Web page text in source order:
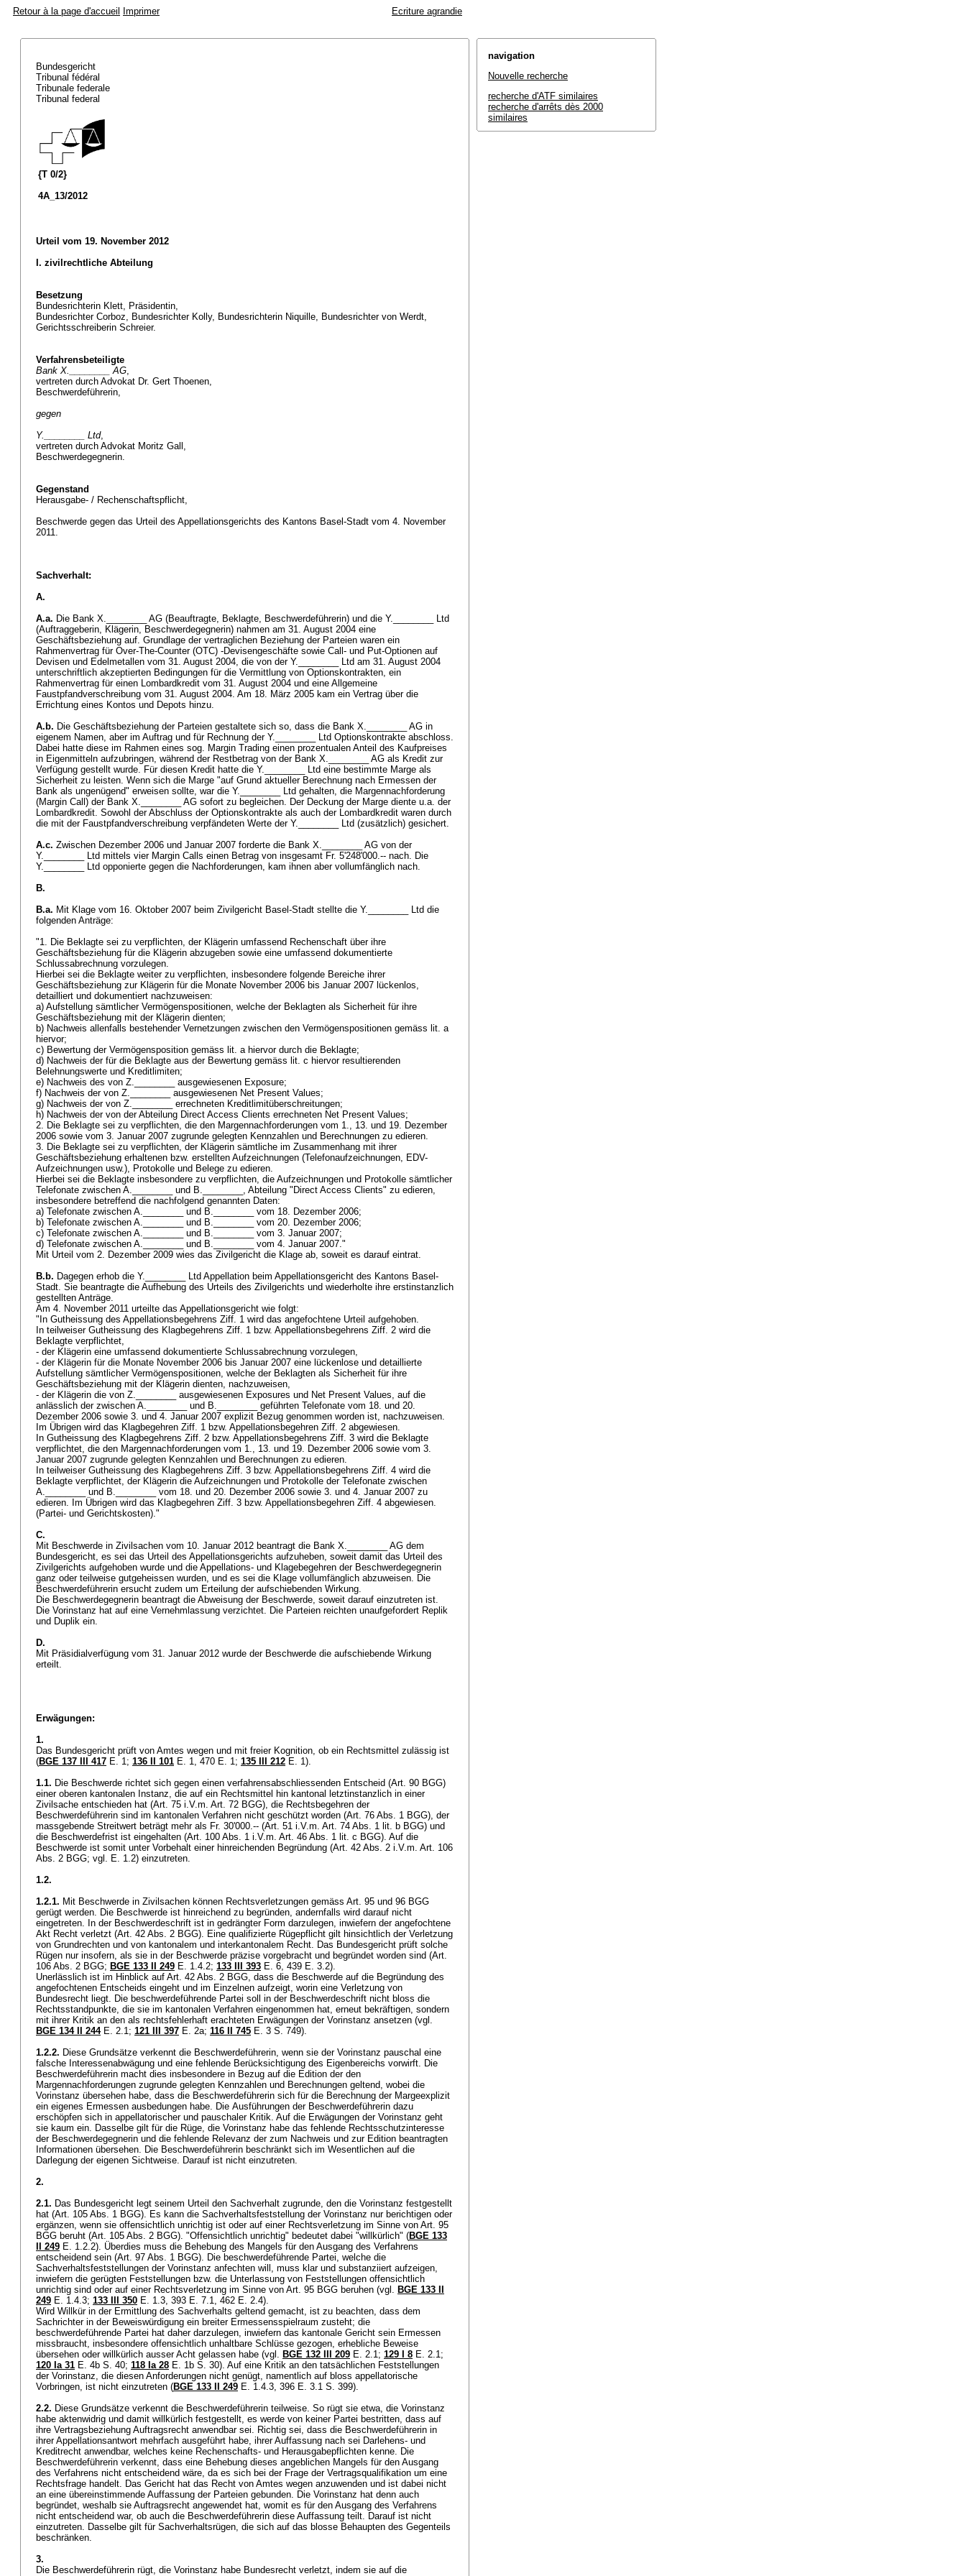
Retour à la page d'accueil Imprimer Ecriture agrandie
Bundesgericht
Tribunal fédéral
Tribunale federale
Tribunal federal
{T 0/2}
4A_13/2012
Urteil vom 19. November 2012
I. zivilrechtliche Abteilung
Besetzung
Bundesrichterin Klett, Präsidentin,
Bundesrichter Corboz, Bundesrichter Kolly, Bundesrichterin Niquille, Bundesrichter von Werdt,
Gerichtsschreiberin Schreier.
Verfahrensbeteiligte
Bank X.________ AG,
vertreten durch Advokat Dr. Gert Thoenen,
Beschwerdeführerin,
gegen
Y.________ Ltd,
vertreten durch Advokat Moritz Gall,
Beschwerdegegnerin.
Gegenstand
Herausgabe- / Rechenschaftspflicht,
Beschwerde gegen das Urteil des Appellationsgerichts des Kantons Basel-Stadt vom 4. November
2011.
Sachverhalt:
A.
A.a. Die Bank X.________ AG (Beauftragte, Beklagte, Beschwerdeführerin) und die Y.________ Ltd
(Auftraggeberin, Klägerin, Beschwerdegegnerin) nahmen am 31. August 2004 eine
Geschäftsbeziehung auf. Grundlage der vertraglichen Beziehung der Parteien waren ein
Rahmenvertrag für Over-The-Counter (OTC) -Devisengeschäfte sowie Call- und Put-Optionen auf
Devisen und Edelmetallen vom 31. August 2004, die von der Y.________ Ltd am 31. August 2004
unterschriftlich akzeptierten Bedingungen für die Vermittlung von Optionskontrakten, ein
Rahmenvertrag für einen Lombardkredit vom 31. August 2004 und eine Allgemeine
Faustpfandverschreibung vom 31. August 2004. Am 18. März 2005 kam ein Vertrag über die
Errichtung eines Kontos und Depots hinzu.
A.b. Die Geschäftsbeziehung der Parteien gestaltete sich so, dass die Bank X.________ AG in
eigenem Namen, aber im Auftrag und für Rechnung der Y.________ Ltd Optionskontrakte abschloss.
Dabei hatte diese im Rahmen eines sog. Margin Trading einen prozentualen Anteil des Kaufpreises
in Eigenmitteln aufzubringen, während der Restbetrag von der Bank X.________ AG als Kredit zur
Verfügung gestellt wurde. Für diesen Kredit hatte die Y.________ Ltd eine bestimmte Marge als
Sicherheit zu leisten. Wenn sich die Marge "auf Grund aktueller Berechnung nach Ermessen der
Bank als ungenügend" erweisen sollte, war die Y.________ Ltd gehalten, die Margennachforderung
(Margin Call) der Bank X.________ AG sofort zu begleichen. Der Deckung der Marge diente u.a. der
Lombardkredit. Sowohl der Abschluss der Optionskontrakte als auch der Lombardkredit waren durch
die mit der Faustpfandverschreibung verpfändeten Werte der Y.________ Ltd (zusätzlich) gesichert.
A.c. Zwischen Dezember 2006 und Januar 2007 forderte die Bank X.________ AG von der
Y.________ Ltd mittels vier Margin Calls einen Betrag von insgesamt Fr. 5'248'000.-- nach. Die
Y.________ Ltd opponierte gegen die Nachforderungen, kam ihnen aber vollumfänglich nach.
B.
B.a. Mit Klage vom 16. Oktober 2007 beim Zivilgericht Basel-Stadt stellte die Y.________ Ltd die
folgenden Anträge:
"1. Die Beklagte sei zu verpflichten, der Klägerin umfassend Rechenschaft über ihre
Geschäftsbeziehung für die Klägerin abzugeben sowie eine umfassend dokumentierte
Schlussabrechnung vorzulegen.
Hierbei sei die Beklagte weiter zu verpflichten, insbesondere folgende Bereiche ihrer
Geschäftsbeziehung zur Klägerin für die Monate November 2006 bis Januar 2007 lückenlos,
detailliert und dokumentiert nachzuweisen:
a) Aufstellung sämtlicher Vermögenspositionen, welche der Beklagten als Sicherheit für ihre
Geschäftsbeziehung mit der Klägerin dienten;
b) Nachweis allenfalls bestehender Vernetzungen zwischen den Vermögenspositionen gemäss lit. a
hiervor;
c) Bewertung der Vermögensposition gemäss lit. a hiervor durch die Beklagte;
d) Nachweis der für die Beklagte aus der Bewertung gemäss lit. c hiervor resultierenden
Belehnungswerte und Kreditlimiten;
e) Nachweis des von Z.________ ausgewiesenen Exposure;
f) Nachweis der von Z.________ ausgewiesenen Net Present Values;
g) Nachweis der von Z.________ errechneten Kreditlimitüberschreitungen;
h) Nachweis der von der Abteilung Direct Access Clients errechneten Net Present Values;
2. Die Beklagte sei zu verpflichten, die den Margennachforderungen vom 1., 13. und 19. Dezember
2006 sowie vom 3. Januar 2007 zugrunde gelegten Kennzahlen und Berechnungen zu edieren.
3. Die Beklagte sei zu verpflichten, der Klägerin sämtliche im Zusammenhang mit ihrer
Geschäftsbeziehung erhaltenen bzw. erstellten Aufzeichnungen (Telefonaufzeichnungen, EDV-
Aufzeichnungen usw.), Protokolle und Belege zu edieren.
Hierbei sei die Beklagte insbesondere zu verpflichten, die Aufzeichnungen und Protokolle sämtlicher
Telefonate zwischen A.________ und B.________, Abteilung "Direct Access Clients" zu edieren,
insbesondere betreffend die nachfolgend genannten Daten:
a) Telefonate zwischen A.________ und B.________ vom 18. Dezember 2006;
b) Telefonate zwischen A.________ und B.________ vom 20. Dezember 2006;
c) Telefonate zwischen A.________ und B.________ vom 3. Januar 2007;
d) Telefonate zwischen A.________ und B.________ vom 4. Januar 2007."
Mit Urteil vom 2. Dezember 2009 wies das Zivilgericht die Klage ab, soweit es darauf eintrat.
B.b. Dagegen erhob die Y.________ Ltd Appellation beim Appellationsgericht des Kantons Basel-
Stadt. Sie beantragte die Aufhebung des Urteils des Zivilgerichts und wiederholte ihre erstinstanzlich
gestellten Anträge.
Am 4. November 2011 urteilte das Appellationsgericht wie folgt:
"In Gutheissung des Appellationsbegehrens Ziff. 1 wird das angefochtene Urteil aufgehoben.
In teilweiser Gutheissung des Klagbegehrens Ziff. 1 bzw. Appellationsbegehrens Ziff. 2 wird die
Beklagte verpflichtet,
- der Klägerin eine umfassend dokumentierte Schlussabrechnung vorzulegen,
- der Klägerin für die Monate November 2006 bis Januar 2007 eine lückenlose und detaillierte
Aufstellung sämtlicher Vermögenspositionen, welche der Beklagten als Sicherheit für ihre
Geschäftsbeziehung mit der Klägerin dienten, nachzuweisen,
- der Klägerin die von Z.________ ausgewiesenen Exposures und Net Present Values, auf die
anlässlich der zwischen A.________ und B.________ geführten Telefonate vom 18. und 20.
Dezember 2006 sowie 3. und 4. Januar 2007 explizit Bezug genommen worden ist, nachzuweisen.
Im Übrigen wird das Klagbegehren Ziff. 1 bzw. Appellationsbegehren Ziff. 2 abgewiesen.
In Gutheissung des Klagbegehrens Ziff. 2 bzw. Appellationsbegehrens Ziff. 3 wird die Beklagte
verpflichtet, die den Margennachforderungen vom 1., 13. und 19. Dezember 2006 sowie vom 3.
Januar 2007 zugrunde gelegten Kennzahlen und Berechnungen zu edieren.
In teilweiser Gutheissung des Klagbegehrens Ziff. 3 bzw. Appellationsbegehrens Ziff. 4 wird die
Beklagte verpflichtet, der Klägerin die Aufzeichnungen und Protokolle der Telefonate zwischen
A.________ und B.________ vom 18. und 20. Dezember 2006 sowie 3. und 4. Januar 2007 zu
edieren. Im Übrigen wird das Klagbegehren Ziff. 3 bzw. Appellationsbegehren Ziff. 4 abgewiesen.
(Partei- und Gerichtskosten)."
C.
Mit Beschwerde in Zivilsachen vom 10. Januar 2012 beantragt die Bank X.________ AG dem
Bundesgericht, es sei das Urteil des Appellationsgerichts aufzuheben, soweit damit das Urteil des
Zivilgerichts aufgehoben wurde und die Appellations- und Klagebegehren der Beschwerdegegnerin
ganz oder teilweise gutgeheissen wurden, und es sei die Klage vollumfänglich abzuweisen. Die
Beschwerdeführerin ersucht zudem um Erteilung der aufschiebenden Wirkung.
Die Beschwerdegegnerin beantragt die Abweisung der Beschwerde, soweit darauf einzutreten ist.
Die Vorinstanz hat auf eine Vernehmlassung verzichtet. Die Parteien reichten unaufgefordert Replik
und Duplik ein.
D.
Mit Präsidialverfügung vom 31. Januar 2012 wurde der Beschwerde die aufschiebende Wirkung
erteilt.
Erwägungen:
1.
Das Bundesgericht prüft von Amtes wegen und mit freier Kognition, ob ein Rechtsmittel zulässig ist
(BGE 137 III 417 E. 1; 136 II 101 E. 1, 470 E. 1; 135 III 212 E. 1).
1.1. Die Beschwerde richtet sich gegen einen verfahrensabschliessenden Entscheid (Art. 90 BGG)
einer oberen kantonalen Instanz, die auf ein Rechtsmittel hin kantonal letztinstanzlich in einer
Zivilsache entschieden hat (Art. 75 i.V.m. Art. 72 BGG), die Rechtsbegehren der
Beschwerdeführerin sind im kantonalen Verfahren nicht geschützt worden (Art. 76 Abs. 1 BGG), der
massgebende Streitwert beträgt mehr als Fr. 30'000.-- (Art. 51 i.V.m. Art. 74 Abs. 1 lit. b BGG) und
die Beschwerdefrist ist eingehalten (Art. 100 Abs. 1 i.V.m. Art. 46 Abs. 1 lit. c BGG). Auf die
Beschwerde ist somit unter Vorbehalt einer hinreichenden Begründung (Art. 42 Abs. 2 i.V.m. Art. 106
Abs. 2 BGG; vgl. E. 1.2) einzutreten.
1.2.
1.2.1. Mit Beschwerde in Zivilsachen können Rechtsverletzungen gemäss Art. 95 und 96 BGG
gerügt werden. Die Beschwerde ist hinreichend zu begründen, andernfalls wird darauf nicht
eingetreten. In der Beschwerdeschrift ist in gedrängter Form darzulegen, inwiefern der angefochtene
Akt Recht verletzt (Art. 42 Abs. 2 BGG). Eine qualifizierte Rügepflicht gilt hinsichtlich der Verletzung
von Grundrechten und von kantonalem und interkantonalem Recht. Das Bundesgericht prüft solche
Rügen nur insofern, als sie in der Beschwerde präzise vorgebracht und begründet worden sind (Art.
106 Abs. 2 BGG; BGE 133 II 249 E. 1.4.2; 133 III 393 E. 6, 439 E. 3.2).
Unerlässlich ist im Hinblick auf Art. 42 Abs. 2 BGG, dass die Beschwerde auf die Begründung des
angefochtenen Entscheids eingeht und im Einzelnen aufzeigt, worin eine Verletzung von
Bundesrecht liegt. Die beschwerdeführende Partei soll in der Beschwerdeschrift nicht bloss die
Rechtsstandpunkte, die sie im kantonalen Verfahren eingenommen hat, erneut bekräftigen, sondern
mit ihrer Kritik an den als rechtsfehlerhaft erachteten Erwägungen der Vorinstanz ansetzen (vgl.
BGE 134 II 244E. 2.1; 121 III 397 E. 2a; 116 II 745 E. 3 S. 749).
1.2.2. Diese Grundsätze verkennt die Beschwerdeführerin, wenn sie der Vorinstanz pauschal eine
falsche Interessenabwägung und eine fehlende Berücksichtigung des Eigenbereichs vorwirft. Die
Beschwerdeführerin macht dies insbesondere in Bezug auf die Edition der den
Margennachforderungen zugrunde gelegten Kennzahlen und Berechnungen geltend, wobei die
Vorinstanz übersehen habe, dass die Beschwerdeführerin sich für die Berechnung der Margeexplizit
ein eigenes Ermessen ausbedungen habe. Die Ausführungen der Beschwerdeführerin dazu
erschöpfen sich in appellatorischer und pauschaler Kritik. Auf die Erwägungen der Vorinstanz geht
sie kaum ein. Dasselbe gilt für die Rüge, die Vorinstanz habe das fehlende Rechtsschutzinteresse
der Beschwerdegegnerin und die fehlende Relevanz der zum Nachweis und zur Edition beantragten
Informationen übersehen. Die Beschwerdeführerin beschränkt sich im Wesentlichen auf die
Darlegung der eigenen Sichtweise. Darauf ist nicht einzutreten.
2.
2.1. Das Bundesgericht legt seinem Urteil den Sachverhalt zugrunde, den die Vorinstanz festgestellt
hat (Art. 105 Abs. 1 BGG). Es kann die Sachverhaltsfeststellung der Vorinstanz nur berichtigen oder
ergänzen, wenn sie offensichtlich unrichtig ist oder auf einer Rechtsverletzung im Sinne von Art. 95
BGG beruht (Art. 105 Abs. 2 BGG). "Offensichtlich unrichtig" bedeutet dabei "willkürlich" (BGE 133
II 249 E. 1.2.2). Überdies muss die Behebung des Mangels für den Ausgang des Verfahrens
entscheidend sein (Art. 97 Abs. 1 BGG). Die beschwerdeführende Partei, welche die
Sachverhaltsfeststellungen der Vorinstanz anfechten will, muss klar und substanziiert aufzeigen,
inwiefern die gerügten Feststellungen bzw. die Unterlassung von Feststellungen offensichtlich
unrichtig sind oder auf einer Rechtsverletzung im Sinne von Art. 95 BGG beruhen (vgl. BGE 133 II
249 E. 1.4.3; 133 III 350 E. 1.3, 393 E. 7.1, 462 E. 2.4).
Wird Willkür in der Ermittlung des Sachverhalts geltend gemacht, ist zu beachten, dass dem
Sachrichter in der Beweiswürdigung ein breiter Ermessensspielraum zusteht; die
beschwerdeführende Partei hat daher darzulegen, inwiefern das kantonale Gericht sein Ermessen
missbraucht, insbesondere offensichtlich unhaltbare Schlüsse gezogen, erhebliche Beweise
übersehen oder willkürlich ausser Acht gelassen habe (vgl. BGE 132 III 209 E. 2.1; 129 I 8 E. 2.1;
120 Ia 31 E. 4b S. 40; 118 Ia 28 E. 1b S. 30). Auf eine Kritik an den tatsächlichen Feststellungen
der Vorinstanz, die diesen Anforderungen nicht genügt, namentlich auf bloss appellatorische
Vorbringen, ist nicht einzutreten (BGE 133 II 249 E. 1.4.3, 396 E. 3.1 S. 399).
2.2. Diese Grundsätze verkennt die Beschwerdeführerin teilweise. So rügt sie etwa, die Vorinstanz
habe aktenwidrig und damit willkürlich festgestellt, es werde von keiner Partei bestritten, dass auf
ihre Vertragsbeziehung Auftragsrecht anwendbar sei. Richtig sei, dass die Beschwerdeführerin in
ihrer Appellationsantwort mehrfach ausgeführt habe, ihrer Auffassung nach sei Darlehens- und
Kreditrecht anwendbar, welches keine Rechenschafts- und Herausgabepflichten kenne. Die
Beschwerdeführerin verkennt, dass eine Behebung dieses angeblichen Mangels für den Ausgang
des Verfahrens nicht entscheidend wäre, da es sich bei der Frage der Vertragsqualifikation um eine
Rechtsfrage handelt. Das Gericht hat das Recht von Amtes wegen anzuwenden und ist dabei nicht
an eine übereinstimmende Auffassung der Parteien gebunden. Die Vorinstanz hat denn auch
begründet, weshalb sie Auftragsrecht angewendet hat, womit es für den Ausgang des Verfahrens
nicht entscheidend war, ob auch die Beschwerdeführerin diese Auffassung teilt. Darauf ist nicht
einzutreten. Dasselbe gilt für Sachverhaltsrügen, die sich auf das blosse Behaupten des Gegenteils
beschränken.
3.
Die Beschwerdeführerin rügt, die Vorinstanz habe Bundesrecht verletzt, indem sie auf die
navigation
Nouvelle recherche
recherche d'ATF similaires
recherche d'arrêts dès 2000
similaires